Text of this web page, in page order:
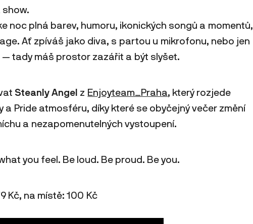
noc plná barev, humoru, ikonických songů a momentů,
Ať zpíváš jako diva, s partou u mikrofonu, nebo jen
tady máš prostor zazářit a být slyšet.
Steanly Angel z Enjoyteam_Praha, který rozjede
a Pride atmosféru, díky které se obyčejný večer změní
a nezapomenutelných vystoupení.
you feel. Be loud. Be proud. Be you.
Kč, na místě: 100 Kč